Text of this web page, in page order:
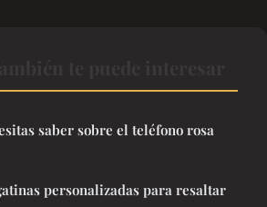
saber sobre el teléfono rosa
personalizadas para resaltar